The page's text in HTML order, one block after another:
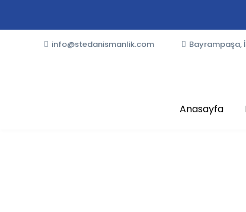
info@stedanismanlik.com Bayrampaşa,
Anasayfa